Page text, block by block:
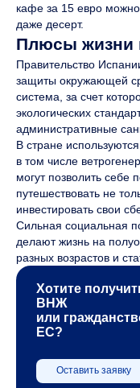
кафе за 15 евро
даже десерт.
Плюсы жизни
Правительство
защиты окружающей
система, за счет
экологических
административные
В стране
в том числе
могут позволить себе
путешествовать не
инвестировать свои
Сильная социальная
делают жизнь на
разных возрастов и
Хотите
ВНЖ
или
ЕС?
Оставить заявку